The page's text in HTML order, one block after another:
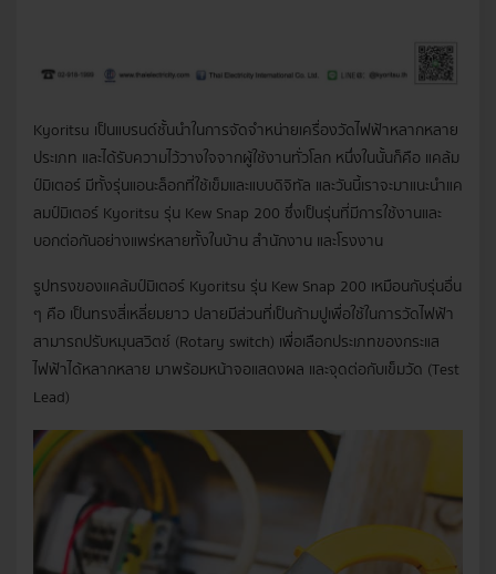
Kyoritsu เป็นแบรนด์ชั้นนำในการจัดจำหน่ายเครื่องวัดไฟฟ้าหลากหลาย
ประเภท และได้รับความไว้วางใจจากผู้ใช้งานทั่วโลก หนึ่งในนั้นก็คือ แคล้ม
ป์มิเตอร์ มีทั้งรุ่นแอนะล็อกที่ใช้เข็มและแบบดิจิทัล และวันนี้เราจะมาแนะนำแค
ลมป์มิเตอร์ Kyoritsu รุ่น Kew Snap 200 ซึ่งเป็นรุ่นที่มีการใช้งานและ
บอกต่อกันอย่างแพร่หลายทั้งในบ้าน สำนักงาน และโรงงาน
รูปทรงของแคล้มป์มิเตอร์ Kyoritsu รุ่น Kew Snap 200 เหมือนกับรุ่นอื่น
ๆ คือ เป็นทรงสี่เหลี่ยมยาว ปลายมีส่วนที่เป็นก้ามปูเพื่อใช้ในการวัดไฟฟ้า
สามารถปรับหมุนสวิตช์ (Rotary switch) เพื่อเลือกประเภทของกระแส
ไฟฟ้าได้หลากหลาย มาพร้อมหน้าจอแสดงผล และจุดต่อกับเข็มวัด (Test
Lead)